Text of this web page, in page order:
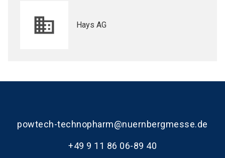
Hays AG
powtech-technopharm@nuernbergmesse.de
+49 9 11 86 06-89 40